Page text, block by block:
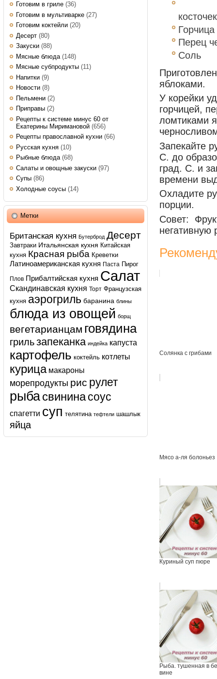
Готовим в гриле (36)
Готовим в мультиварке (27)
Готовим коктейли (20)
Десерт (80)
Закуски (88)
Мясные блюда (148)
Мясные субпродукты (11)
Напитки (9)
Новости (8)
Пельмени (2)
Приправы (2)
Рецепты к системе минус 60 от
Екатерины Миримановой (656)
Рецепты православной кухни (66)
Русская кухня (10)
Рыбные блюда(68)
Салаты и овощные закуски (97)
Супы (86)
Холодные соусы (14)
Метки
Британская кухня Бутерброд Десерт
Завтраки Итальянская кухня Китайская
кухня Красная рыба Креветки
Латиноамериканская кухня Паста Пирог
Плов Прибалтийская кухня Салат
Скандинавская кухня Торт Французская
кухня аэрогриль баранина блины
блюда из овощей борщ
вегетарианцам говядина
грильзапеканка индейка капуста
картофель коктейль котлеты
курица макароны
морепродукты рис рулет
рыбасвининасоус
спагетти суп телятина тефтели шашлык
яйца
косточек
Горчица
Перец
Соль
яблоками.
У корейки
горчицей,
ломтиками
Запекайте
С. до
град. С. и
времени
Охладите
порции.
Совет:
негативную
Солянка с грибами
Мясо а-ля болоньез
Куриный суп пюре
Рыба. тушенная в
вине